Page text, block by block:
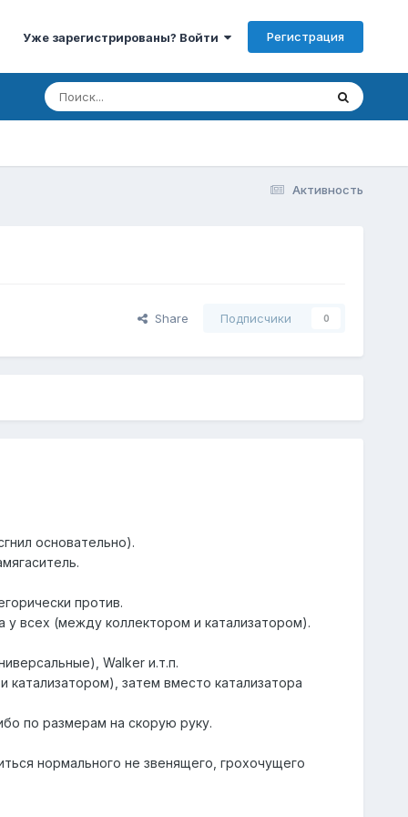
Уже зарегистрированы? Войти Регистрация
Активность
Share Подписчики 0
основательно).
против.
всех (между коллектором и катализатором).
Walker и.т.п.
затем вместо катализатора
по размерам на скорую руку.
нормального не звенящего, грохочущего